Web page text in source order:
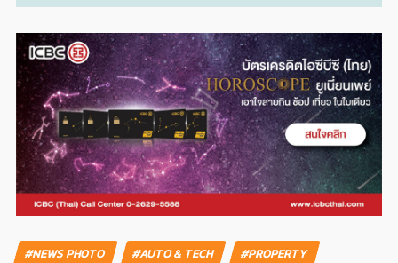
#NEWS PHOTO #AUTO & TECH
#PROPERTY